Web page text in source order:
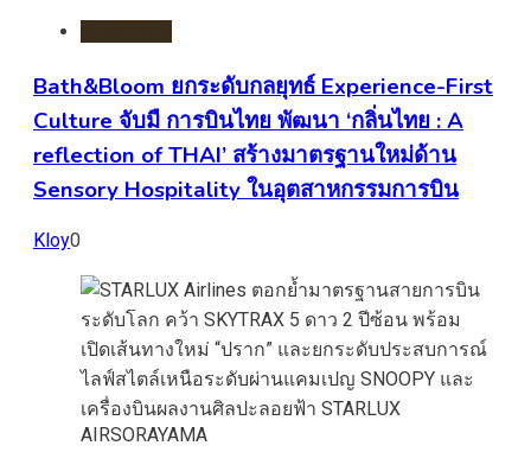
Bath&Bloom ยกระดับกลยุทธ์ Experience-First
Culture จับมื การบินไทย พัฒนา ‘กลิ่นไทย : A
reflection of THAI’ สร้างมาตรฐานใหม่ด้าน
Sensory Hospitality ในอุตสาหกรรมการบิน
Kloy0